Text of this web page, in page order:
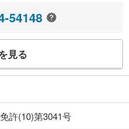
54148
見る
許(10)第3041号